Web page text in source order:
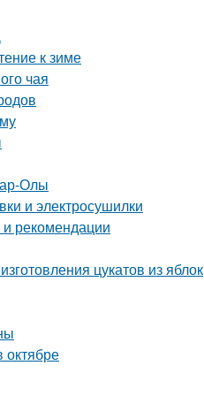
к зиме
чая
Олы
и электросушилки
рекомендации
цукатов из яблок
октябре